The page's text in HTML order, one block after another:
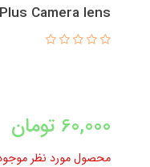
Camera lens
60,000 تومان
محصول مورد نظر